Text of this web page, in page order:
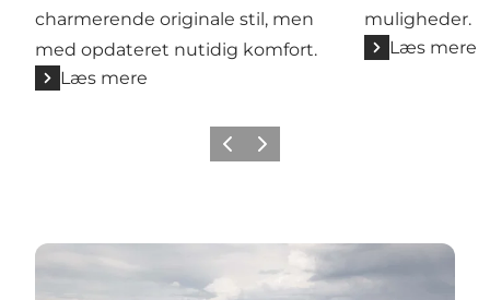
charmerende originale stil, men
med opdateret nutidig komfort.
Læs mere
muligheder.
Læs mere
ForrigeNæste